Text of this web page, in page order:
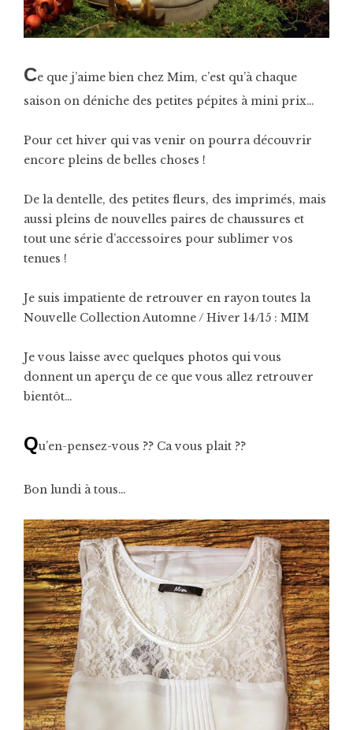
Ce que j’aime bien chez Mim, c’est qu’à chaque
saison on déniche des petites pépites à mini prix…
Pour cet hiver qui vas venir on pourra découvrir
encore pleins de belles choses !
De la dentelle, des petites fleurs, des imprimés, mais
aussi pleins de nouvelles paires de chaussures et
tout une série d’accessoires pour sublimer vos
tenues !
Je suis impatiente de retrouver en rayon toutes la
Nouvelle Collection Automne / Hiver 14/15 : MIM
Je vous laisse avec quelques photos qui vous
donnent un aperçu de ce que vous allez retrouver
bientôt…
Qu’en-pensez-vous ?? Ca vous plait ??
Bon lundi à tous…